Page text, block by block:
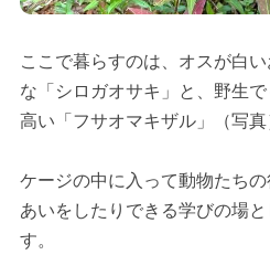
ここで暮らすのは、オスが白
な「シロガオサキ」と、野生
高い「フサオマキザル」（写真
ケージの中に入って動物たち
あいをしたりできる学びの場
す。